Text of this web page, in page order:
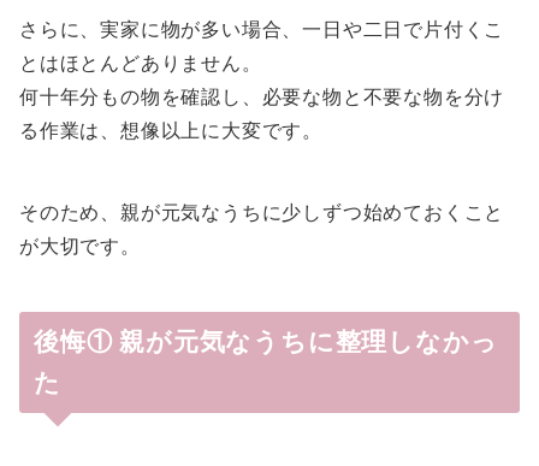
さらに、実家に物が多い場合、一日や二日で片付くこ
とはほとんどありません。
何十年分もの物を確認し、必要な物と不要な物を分け
る作業は、想像以上に大変です。
そのため、親が元気なうちに少しずつ始めておくこと
が大切です。
後悔① 親が元気なうちに整理しなかっ
た